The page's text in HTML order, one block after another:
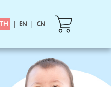
TH | EN | CN